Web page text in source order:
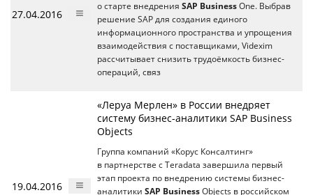
27.04.2016
о старте внедрения SAP Business One. Выбрав
решение SAP для создания единого
информационного пространства и упрощения
взаимодействия с поставщиками, Videxim
рассчитывает снизить трудоёмкость бизнес-
операций, связ
19.04.2016
«Леруа Мерлен» в России внедряет
систему бизнес-аналитики SAP Business
Objects
Группа компаний «Корус Консалтинг»
в партнерстве с Teradata завершила первый
этап проекта по внедрению системы бизнес-
аналитики SAP Business Objects в российском